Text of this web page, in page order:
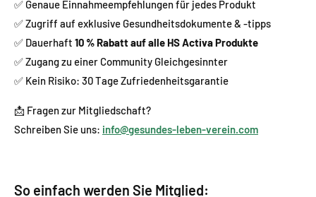
✅ Genaue Einnahmeempfehlungen für jedes Produkt
✅ Zugriff auf exklusive Gesundheitsdokumente & -tipps
✅ Dauerhaft 10 % Rabatt auf alle HS Activa Produkte
✅ Zugang zu einer Community Gleichgesinnter
✅ Kein Risiko: 30 Tage Zufriedenheitsgarantie
📩 Fragen zur Mitgliedschaft?
Schreiben Sie uns: info@gesundes-leben-verein.com
So einfach werden Sie Mitglied: